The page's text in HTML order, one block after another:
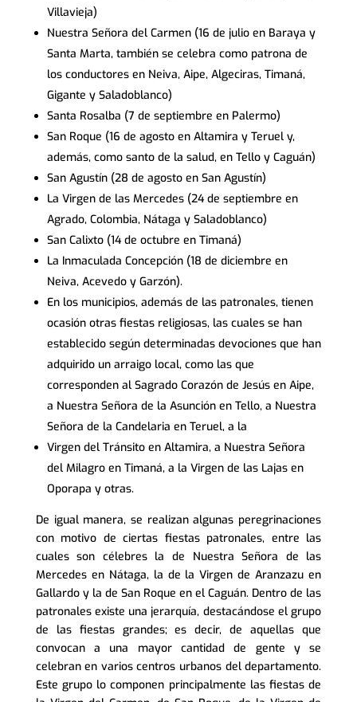
Villavieja)
Nuestra Señora del Carmen (16 de julio en Baraya y
Santa Marta, también se celebra como patrona de
los conductores en Neiva, Aipe, Algeciras, Timaná,
Gigante y Saladoblanco)
Santa Rosalba (7 de septiembre en Palermo)
San Roque (16 de agosto en Altamira y Teruel y,
además, como santo de la salud, en Tello y Caguán)
San Agustín (28 de agosto en San Agustín)
La Virgen de las Mercedes (24 de septiembre en
Agrado, Colombia, Nátaga y Saladoblanco)
San Calixto (14 de octubre en Timaná)
La Inmaculada Concepción (18 de diciembre en
Neiva, Acevedo y Garzón).
En los municipios, además de las patronales, tienen
ocasión otras fiestas religiosas, las cuales se han
establecido según determinadas devociones que han
adquirido un arraigo local, como las que
corresponden al Sagrado Corazón de Jesús en Aipe,
a Nuestra Señora de la Asunción en Tello, a Nuestra
Señora de la Candelaria en Teruel, a la
Virgen del Tránsito en Altamira, a Nuestra Señora
del Milagro en Timaná, a la Virgen de las Lajas en
Oporapa y otras.
De igual manera, se realizan algunas peregrinaciones
con motivo de ciertas fiestas patronales, entre las
cuales son célebres la de Nuestra Señora de las
Mercedes en Nátaga, la de la Virgen de Aranzazu en
Gallardo y la de San Roque en el Caguán. Dentro de las
patronales existe una jerarquía, destacándose el grupo
de las fiestas grandes; es decir, de aquellas que
convocan a una mayor cantidad de gente y se
celebran en varios centros urbanos del departamento.
Este grupo lo componen principalmente las fiestas de